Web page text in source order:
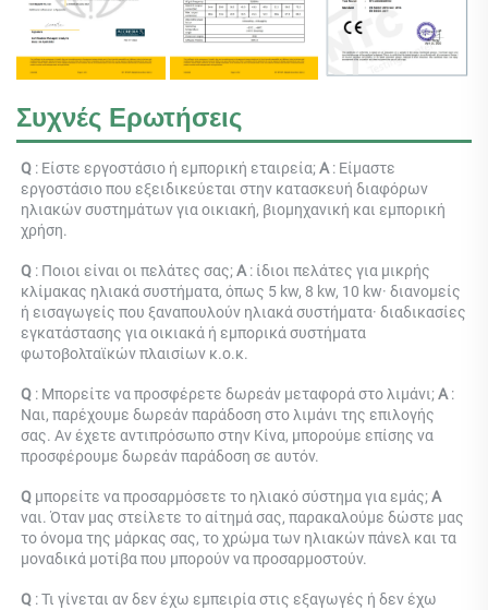
Συχνές Ερωτήσεις
Q : Είστε εργοστάσιο ή εμπορική εταιρεία; Α : Είμαστε
εργοστάσιο που εξειδικεύεται στην κατασκευή διαφόρων
ηλιακών συστημάτων για οικιακή, βιομηχανική και εμπορική
χρήση.
Q : Ποιοι είναι οι πελάτες σας; Α : ίδιοι πελάτες για μικρής
κλίμακας ηλιακά συστήματα, όπως 5 kw, 8 kw, 10 kw· διανομείς
ή εισαγωγείς που ξαναπουλούν ηλιακά συστήματα· διαδικασίες
εγκατάστασης για οικιακά ή εμπορικά συστήματα
φωτοβολταϊκών πλαισίων κ.ο.κ.
Q : Μπορείτε να προσφέρετε δωρεάν μεταφορά στο λιμάνι; Α :
Ναι, παρέχουμε δωρεάν παράδοση στο λιμάνι της επιλογής
σας. Αν έχετε αντιπρόσωπο στην Κίνα, μπορούμε επίσης να
προσφέρουμε δωρεάν παράδοση σε αυτόν.
Q μπορείτε να προσαρμόσετε το ηλιακό σύστημα για εμάς;
Α
ναι. Όταν μας στείλετε το αίτημά σας, παρακαλούμε δώστε μας
το όνομα της μάρκας σας, το χρώμα των ηλιακών πάνελ και τα
μοναδικά μοτίβα που μπορούν να προσαρμοστούν.
Q : Τι γίνεται αν δεν έχω εμπειρία στις εξαγωγές ή δεν έχω